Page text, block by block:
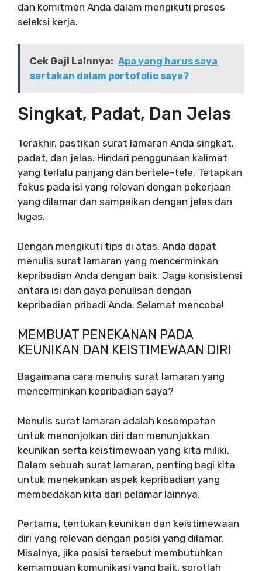
dan komitmen Anda dalam mengikuti proses
seleksi kerja.
Cek Gaji Lainnya: Apa yang harus saya
sertakan dalam portofolio saya?
Singkat, Padat, Dan Jelas
Terakhir, pastikan surat lamaran Anda singkat,
padat, dan jelas. Hindari penggunaan kalimat
yang terlalu panjang dan bertele-tele. Tetapkan
fokus pada isi yang relevan dengan pekerjaan
yang dilamar dan sampaikan dengan jelas dan
lugas.
Dengan mengikuti tips di atas, Anda dapat
menulis surat lamaran yang mencerminkan
kepribadian Anda dengan baik. Jaga konsistensi
antara isi dan gaya penulisan dengan
kepribadian pribadi Anda. Selamat mencoba!
MEMBUAT PENEKANAN PADA
KEUNIKAN DAN KEISTIMEWAAN DIRI
Bagaimana cara menulis surat lamaran yang
mencerminkan kepribadian saya?
Menulis surat lamaran adalah kesempatan
untuk menonjolkan diri dan menunjukkan
keunikan serta keistimewaan yang kita miliki.
Dalam sebuah surat lamaran, penting bagi kita
untuk menekankan aspek kepribadian yang
membedakan kita dari pelamar lainnya.
Pertama, tentukan keunikan dan keistimewaan
diri yang relevan dengan posisi yang dilamar.
Misalnya, jika posisi tersebut membutuhkan
kemampuan komunikasi yang baik, sorotlah